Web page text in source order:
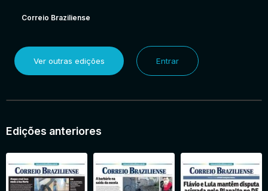
Correio Braziliense
Ver outras edições Entrar
Edições anteriores